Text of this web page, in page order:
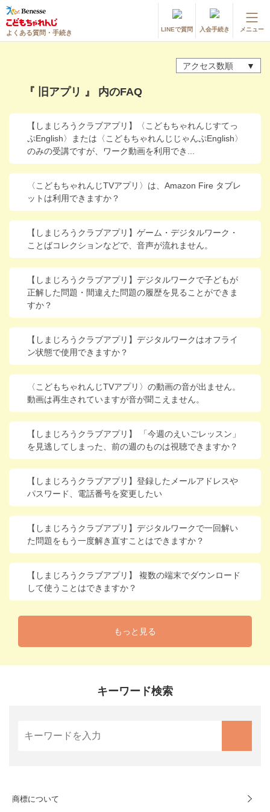
よくある質問・手続き LINEで質問 入会手続き メニュー
よくある質問・お問い合わせ
カテゴリーから探す
お問い合わせ窓口
他の講座のよくある質問・手続きはこちら
進研ゼミ 小学講座
進研ゼミ 中学講座
進研ゼミ 中学講座 中高一貫
進研ゼミ 高校講座
こどもちゃれんじのご紹介はこちら
会員サイトはこちら
アクセス数順
『 旧アプリ 』 内のFAQ
【しまじろうクラブアプリ】〈こどもちゃれんじすてっ
ぷEnglish〉または〈こどもちゃれんじじゃんぷEnglish〉
のみの受講ですが、ワーク動画を利用でき...
〈こどもちゃれんじTVアプリ〉は、Amazon Fire タブレ
ットは利用できますか？
【しまじろうクラブアプリ】ゲーム・デジタルワーク・
ことばコレクションなどで、音声が流れません。
【しまじろうクラブアプリ】デジタルワークで子どもが
正解した問題・間違えた問題の履歴を見ることができま
すか？
【しまじろうクラブアプリ】デジタルワークはオフライ
ン状態で使用できますか？
〈こどもちゃれんじTVアプリ〉の動画の音が出ません。
動画は再生されていますが音が聞こえません。
【しまじろうクラブアプリ】 「今週のえいごレッスン」
を見逃してしまった、前の週のものは視聴できますか？
【しまじろうクラブアプリ】登録したメールアドレスや
パスワード、電話番号を変更したい
【しまじろうクラブアプリ】デジタルワークで一回解い
た問題をもう一度解き直すことはできますか？
【しまじろうクラブアプリ】 複数の端末でダウンロード
して使うことはできますか？
もっと見る
キーワード検索
商標について